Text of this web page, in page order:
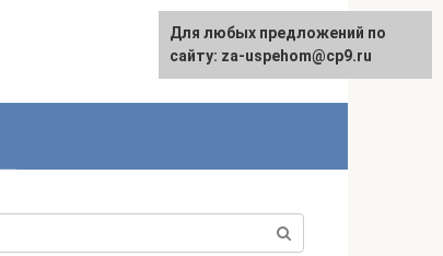
English
Для любых предложений по
сайту: za-uspehom@cp9.ru